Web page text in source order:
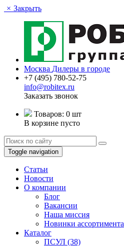
× Закрыть
Москва Дилеры в городе
+7 (495) 780-52-75
info@robitex.ru
Заказать звонок
Товаров: 0 шт
В корзине пусто
Toggle navigation
Статьи
Новости
О компании
Блог
Вакансии
Наша миссия
Новинки ассортимента
Каталог
ПСУЛ (38)